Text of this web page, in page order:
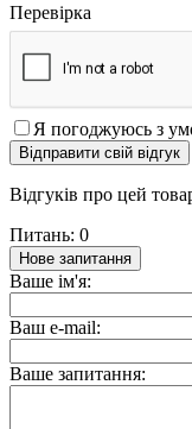
Перевірка
Я погоджуюсь з
Відправити свій відгук
Відгуків про цей
Питань: 0
Нове запитання
Ваше ім'я:
Ваш e-mail:
Ваше запитання: